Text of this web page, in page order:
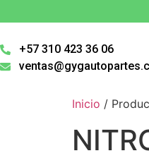
+57 310 423 36 06
Inicio /